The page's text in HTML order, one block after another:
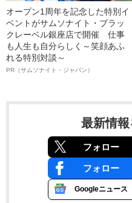
オープン1周年を記念した特別イ
ベントがサムソナイト・ブラッ
クレーベル銀座店で開催 仕事
も人生も自分らしく～笑顔あふ
れる特別対談～
PR（サムソナイト・ジャパン）
最新情報
フォロー
フォロー
Googleニュース